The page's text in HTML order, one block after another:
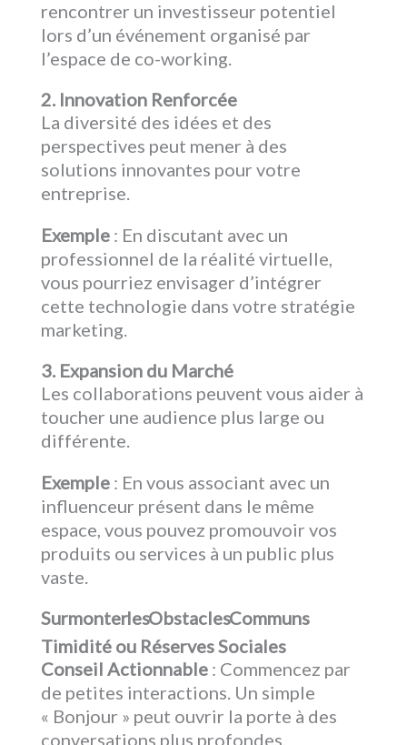
rencontrer un investisseur potentiel
lors d’un événement organisé par
l’espace de co-working.
2. Innovation Renforcée
La diversité des idées et des
perspectives peut mener à des
solutions innovantes pour votre
entreprise.
Exemple : En discutant avec un
professionnel de la réalité virtuelle,
vous pourriez envisager d’intégrer
cette technologie dans votre stratégie
marketing.
3. Expansion du Marché
Les collaborations peuvent vous aider à
toucher une audience plus large ou
différente.
Exemple : En vous associant avec un
influenceur présent dans le même
espace, vous pouvez promouvoir vos
produits ou services à un public plus
vaste.
Surmonter les Obstacles Communs
Timidité ou Réserves Sociales
Conseil Actionnable : Commencez par
de petites interactions. Un simple
« Bonjour » peut ouvrir la porte à des
conversations plus profondes.